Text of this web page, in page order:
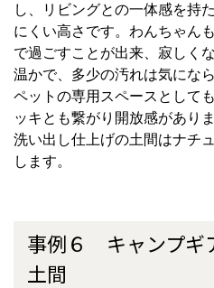
し、リビングとの一体感を持
にくい高さです。わんちゃん
で過ごすことが出来、寂しく
温かで、多少の汚れは気にな
ペットの専用スペースとして
ッキとも繋がり開放感がありま
洗い出し仕上げの土間はナチ
します。
事例６ キャンプギ
土間